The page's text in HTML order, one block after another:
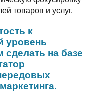
товаров и услуг.
к
уровень
сделать на базе